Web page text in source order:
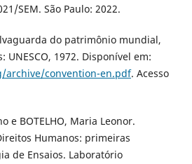
SEM. São Paulo: 2022.
do patrimônio mundial,
1972. Disponível em:
archive/convention-en.pdf. Acesso
e BOTELHO, Maria Leonor.
Humanos: primeiras
de Ensaios. Laboratório